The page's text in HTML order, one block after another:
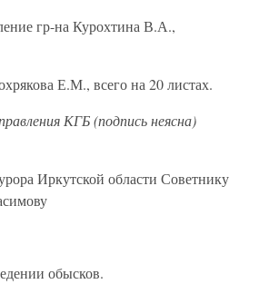
гр-на Курохтина В.А.,
Е.М., всего на 20 листах.
КГБ (подпись неясна)
Иркутской области Советнику
обысков.